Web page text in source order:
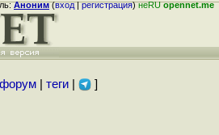
Аноним(вход|регистрация)неRUopennet.me
форум| теги| ]